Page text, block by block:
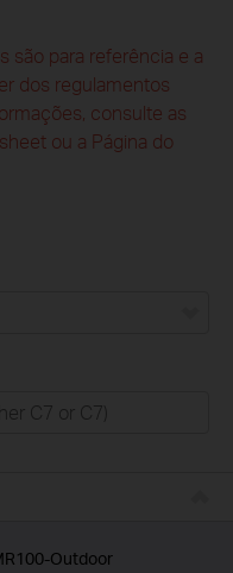
são para referência e a
dos regulamentos
consulte as
ou a Página do
Outdoor